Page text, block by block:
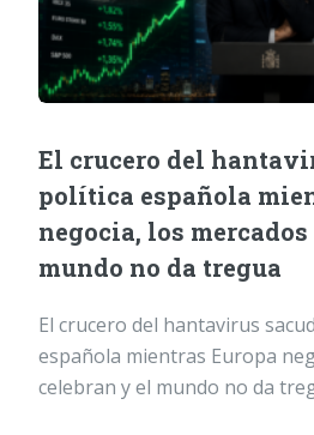
El crucero del
política española
negocia, los
mundo no da tregua
El crucero del hantavirus
española mientras Europa
celebran y el mundo no da